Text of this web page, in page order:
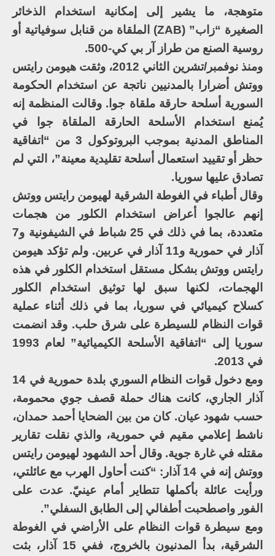
متوهجة، ما يشير إلى إمكانية استخدام الذخائر
الصغيرة “زاب” (ZAB) الملقاة من قنابل سوفياتية أو
روسية الصنع من طراز آر بي كي-500.
ومنذ نوفمبر/تشرين الثاني 2012، وثقت هيومن رايتس
ووتش أضرارا بالمدنيين ناتجة عن استخدام الحكومة
السورية أسلحة حارقة ملقاة جوا. وقالت المنظمة إنه
يُمنع استخدام الأسلحة الحارقة الملقاة جوا في
المناطق المدنية بموجب البروتوكول 3 من “اتفاقية
حظر أو تقييد استعمال أسلحة تقليدية معينة”، التي لم
تصادق عليها سوريا.
وقال أطباء في الغوطة الشرقية لهيومن رايتس ووتش
إنهم عالجوا أعراض استخدام الكلور من هجمات
متعددة، بما في ذلك في 25 شباط في الشيفونية و7
آذار في حمورية و11 آذار في عربين. ولم تؤكد هيومن
رايتس ووتش بشكل مستقل استخدام الكلور في هذه
الهجمات، لكنها سبق لها توثيق استخدام الكلور
كسلاح كيميائي في سوريا، بما في ذلك أثناء عملية
قوات النظام للسيطرة على شرق حلب. وقد انضمت
سوريا إلى “اتفاقية الأسلحة الكيميائية” لعام 1993
في 2013.
ومع دخول قوات النظام السوري بلدة حمورية في 14
آذار الجاري، كانت هناك حملة قصف جوي محمومة،
حسب شهود عيان. كان من بين الضحايا أحمد حمدان،
ناشط إعلامي مقيم في حمورية، والذي نقلت تقارير
مقتله في غارة جوية. وقال أحد الشهود لهيومن رايتس
ووتش إنه في 14 آذار: “كنت أحاول الهرب مع عائلتي،
ورأيت عائلة بأكملها تتطاير أمام عينيّ. عدت على
الفور واصطحبت أطفالي إلى الطابق السفلي”.
ومع سيطرة قوات النظام على الأراضي في الغوطة
الشرقية، بدأ المدنيون بالخروج، ففي 15 آذار، بثت